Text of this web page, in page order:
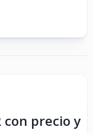
con precio y